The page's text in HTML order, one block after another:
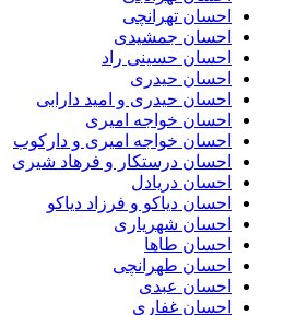
احسان تهرانچی
احسان جمشیدی
احسان حسینی راد
احسان حیدری
احسان حیدری و امید دارابی
احسان خواجه امیری
احسان خواجه امیری و دارکوب
احسان درستكار و فرهاد شيرى
احسان دریادل
احسان دیاکو و فرزاد دیاکو
احسان شهریاری
احسان طاها
احسان طهرانچی
احسان عبدی
احسان غفاری